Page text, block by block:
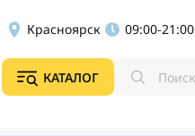
Красноярск 09:00-21:00
КАТАЛОГ